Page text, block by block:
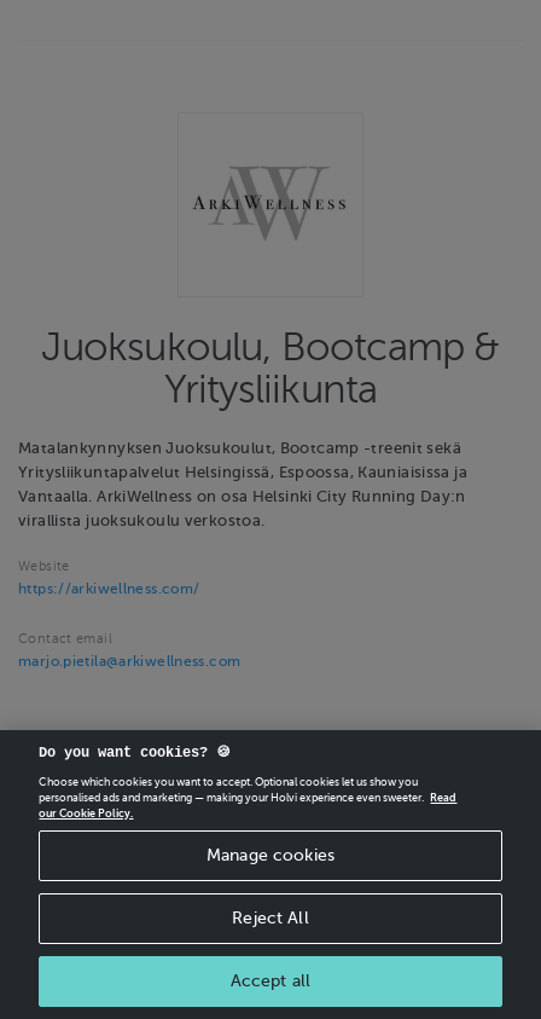
Juoksukoulu, Bootcamp &
Yritysliikunta
Matalankynnyksen Juoksukoulut, Bootcamp -treenit sekä
Yritysliikuntapalvelut Helsingissä, Espoossa, Kauniaisissa ja
Vantaalla. ArkiWellness on osa Helsinki City Running Day:n
virallista juoksukoulu verkostoa.
Website
https://arkiwellness.com/
Contact email
marjo.pietila@arkiwellness.com
CREATEYOUR OWN HOLVI ONLINE STORE IN MINUTES.
Do you want cookies? 🍪
Choose which cookies you want to accept. Optional cookies let us show you
personalised ads and marketing — making your Holvi experience even sweeter.
Read
our Cookie Policy.
Manage cookies
Reject All
Accept all